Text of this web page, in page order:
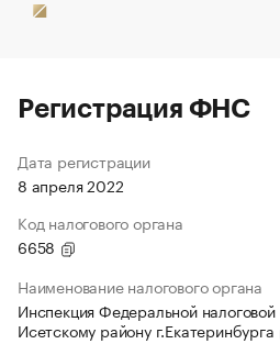
Регистрация ФНС
Дата регистрации
8 апреля 2022
Код налогового органа
6658
Наименование налогового органа
Инспекция Федеральной
Исетскому району г.Екатеринбурга